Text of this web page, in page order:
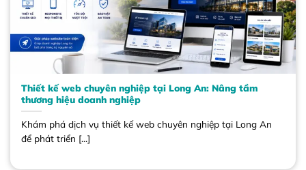
Thiết kế web chuyên nghiệp tại Long An: Nâng tầm
thương hiệu doanh nghiệp
Khám phá dịch vụ thiết kế web chuyên nghiệp tại Long An
để phát triển [...]